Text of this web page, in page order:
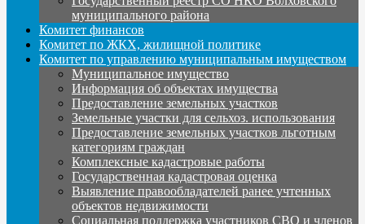
муниципального района
Комитет финансов
Комитет по ЖКХ, жилищной политике
Комитет по управлению муниципальным имуществом
Муниципальное имущество
Информация об объектах имущества
Предоставление земельных участков
Земельные участки для сельхоз. использования
Предоставление земельных участков льготным
категориям граждан
Комплексные кадастровые работы
Государственная кадастровая оценка
Выявление правообладателей ранее учтенных
объектов недвижимости
Социальная поддержка участников СВО и членов